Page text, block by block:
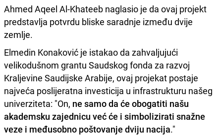
Ahmed Aqeel Al-Khateeb naglasio je da ovaj projekt
predstavlja potvrdu bliske saradnje između dvije
zemlje.
Elmedin Konaković je istakao da zahvaljujući
velikodušnom grantu Saudskog fonda za razvoj
Kraljevine Saudijske Arabije, ovaj projekat postaje
najveća poslijeratna investicija u infrastrukturu našeg
univerziteta: "On, ne samo da će obogatiti našu
akademsku zajednicu već će i simbolizirati snažne
veze i međusobno poštovanje dviju nacija."